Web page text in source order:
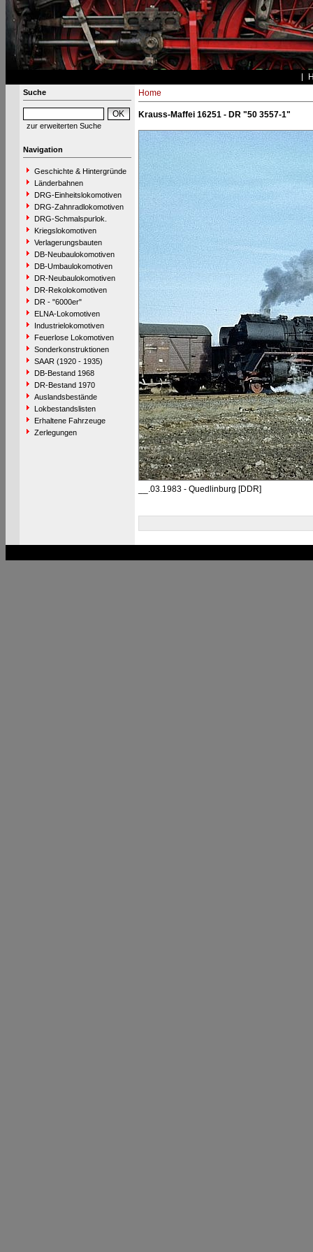
Suche
zur erweiterten Suche
Navigation
Geschichte & Hintergründe
Länderbahnen
DRG-Einheitslokomotiven
DRG-Zahnradlokomotiven
DRG-Schmalspurlok.
Kriegslokomotiven
Verlagerungsbauten
DB-Neubaulokomotiven
DB-Umbaulokomotiven
DR-Neubaulokomotiven
DR-Rekolokomotiven
DR - "6000er"
ELNA-Lokomotiven
Industrielokomotiven
Feuerlose Lokomotiven
Sonderkonstruktionen
SAAR (1920 - 1935)
DB-Bestand 1968
DR-Bestand 1970
Auslandsbestände
Lokbestandslisten
Erhaltene Fahrzeuge
Zerlegungen
Home
Krauss-Maffei 16251 - DR "50 3557-1"
__.03.1983 - Quedlinburg [DDR]